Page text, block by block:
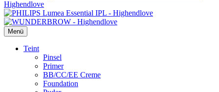
Menü
Primäres
Teint
Pinsel
Primer
BB/CC/EE Creme
Foundation